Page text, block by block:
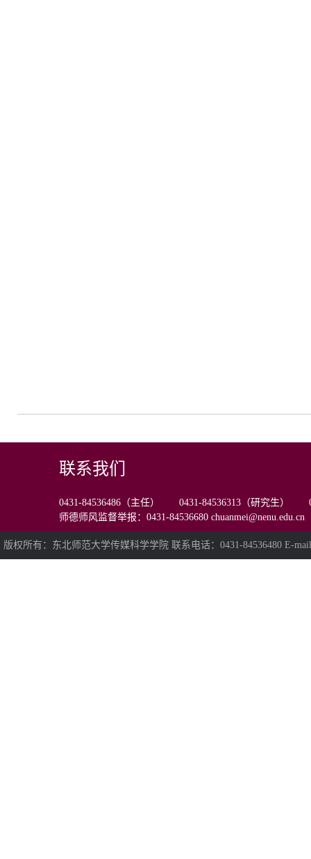
联系我们
0431-84536486（主任） 0431-84536313（研究生）
师德师风监督举报：0431-84536680 chuanmei@nenu.edu.cn
版权所有：东北师范大学传媒科学学院 联系电话：0431-84536480 E-